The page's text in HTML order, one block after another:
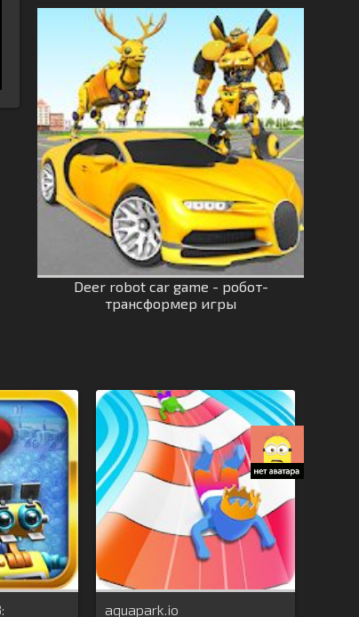
Deer robot car game - робот-
трансформер игры
aquapark.io